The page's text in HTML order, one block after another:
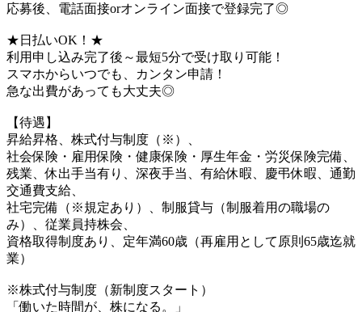
応募後、電話面接orオンライン面接で登録完了◎
★日払いOK！★
利用申し込み完了後～最短5分で受け取り可能！
スマホからいつでも、カンタン申請！
急な出費があっても大丈夫◎
【待遇】
昇給昇格、株式付与制度（※）、
社会保険・雇用保険・健康保険・厚生年金・労災保険完備、
残業、休出手当有り、深夜手当、有給休暇、慶弔休暇、通勤
交通費支給、
社宅完備（※規定あり）、制服貸与（制服着用の職場の
み）、従業員持株会、
資格取得制度あり、定年満60歳（再雇用として原則65歳迄就
業）
※株式付与制度（新制度スタート）
「働いた時間が、株になる。」